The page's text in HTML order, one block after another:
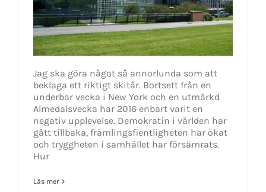
Jag ska göra något så annorlunda som att
beklaga ett riktigt skitår. Bortsett från en
underbar vecka i New York och en utmärkd
Almedalsvecka har 2016 enbart varit en
negativ upplevelse. Demokratin i världen har
gått tillbaka, främlingsfientligheten har ökat
och tryggheten i samhället har försämrats.
Hur
Läs mer